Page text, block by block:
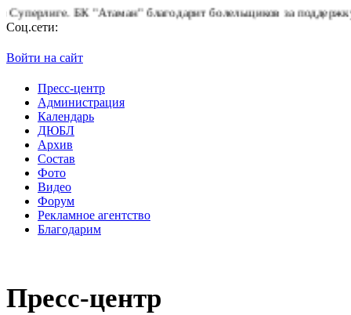
благодарит болельщиков за поддержку!Горячая
Соц.сети:
Войти на сайт
Пресс-центр
Администрация
Календарь
ДЮБЛ
Архив
Состав
Фото
Видео
Форум
Рекламное агентство
Благодарим
Пресс-центр